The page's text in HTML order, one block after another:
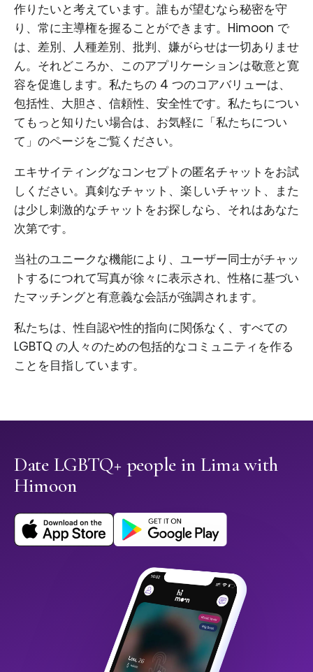
作りたいと考えています。誰もが望むなら秘密を守
り、常に主導権を握ることができます。Himoon で
は、差別、人種差別、批判、嫌がらせは一切ありませ
ん。それどころか、このアプリケーションは敬意と寛
容を促進します。私たちの 4 つのコアバリューは、
包括性、大胆さ、信頼性、安全性です。私たちについ
てもっと知りたい場合は、お気軽に「私たちについ
て」のページをご覧ください。
エキサイティングなコンセプトの匿名チャットをお試
しください。真剣なチャット、楽しいチャット、また
は少し刺激的なチャットをお探しなら、それはあなた
次第です。
当社のユニークな機能により、ユーザー同士がチャッ
トするにつれて写真が徐々に表示され、性格に基づい
たマッチングと有意義な会話が強調されます。
私たちは、性自認や性的指向に関係なく、すべての
LGBTQ の人々のための包括的なコミュニティを作る
ことを目指しています。
Date LGBTQ+ people in Lima with
Himoon